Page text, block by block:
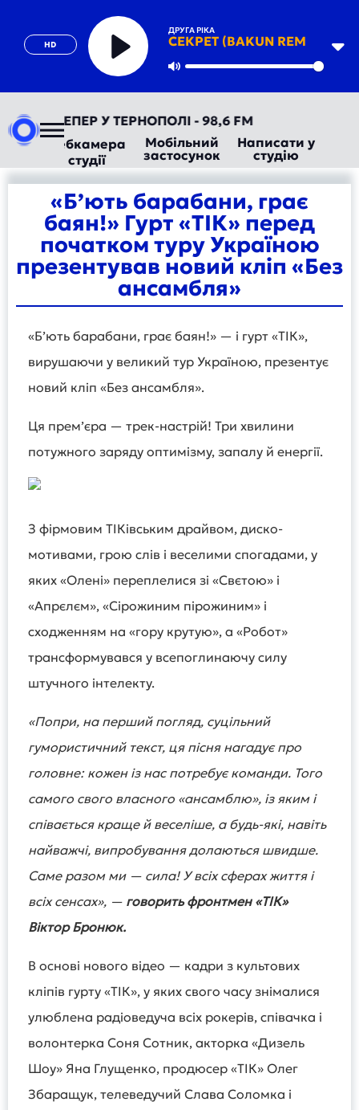
HD
ДРУГА РІКА
СЕКРЕТ (BAKUN REMIX)
Play
ТЕПЕР У ТЕРНОПОЛІ - 98,6 FM
Вебкамера
студії
Мобільний
застосунок
Написати у
студію
«Б’ють барабани, грає
баян!» Гурт «ТІК» перед
початком туру Україною
презентував новий кліп «Без
ансамбля»
«Б’ють барабани, грає баян!» — і гурт «ТІК»,
вирушаючи у великий тур Україною, презентує
новий кліп «Без ансамбля».
Ця прем’єра — трек-настрій! Три хвилини
потужного заряду оптимізму, запалу й енергії.
З фірмовим ТІКівським драйвом, диско-
мотивами, грою слів і веселими спогадами, у
яких «Олені» переплелися зі «Свєтою» і
«Апрєлєм», «Сірожиним пірожиним» і
сходженням на «гору крутую», а «Робот»
трансформувався у всепоглинаючу силу
штучного інтелекту.
«Попри, на перший погляд, суцільний
гумористичний текст, ця пісня нагадує про
головне: кожен із нас потребує команди. Того
самого свого власного «ансамблю», із яким і
співається краще й веселіше, а будь-які, навіть
найважчі, випробування долаються швидше.
Саме разом ми — сила! У всіх сферах життя і
всіх сенсах», — говорить фронтмен «ТІК»
Віктор Бронюк.
В основі нового відео — кадри з культових
кліпів гурту «ТІК», у яких свого часу знімалися
улюблена радіоведуча всіх рокерів, співачка і
волонтерка Соня Сотник, акторка «Дизель
Шоу» Яна Глущенко, продюсер «ТІК» Олег
Збаращук, телеведучий Слава Соломка і